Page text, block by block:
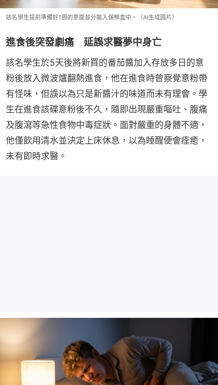
該名學生提前準備好1週的意面並分裝入保鮮盒中。（AI生成圖片）
進食後突發劇痛 延誤求醫夢中身亡
該名學生於5天後將新買的番茄醬加入存放多日的意
粉後放入微波爐翻熱進食，他在進食時曾察覺意粉帶
有怪味，但誤以為只是新醬汁的味道而未有理會。學
生在進食該碟意粉後不久，隨即出現嚴重嘔吐、腹痛
及腹瀉等急性食物中毒症狀。面對嚴重的身體不適，
他僅飲用清水並決定上床休息，以為睡醒便會痊癒，
未有即時求醫。